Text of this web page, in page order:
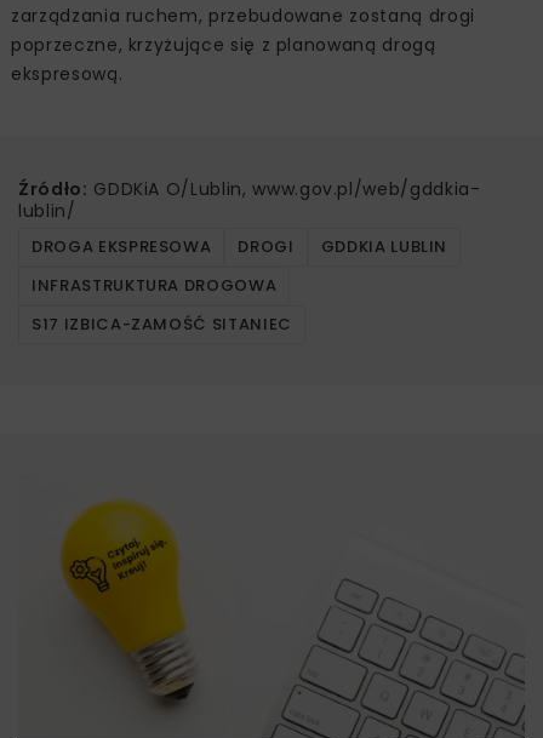
zarządzania ruchem, przebudowane zostaną drogi
poprzeczne, krzyżujące się z planowaną drogą
ekspresową.
Źródło: GDDKiA O/Lublin, www.gov.pl/web/gddkia-
lublin/
DROGA EKSPRESOWA DROGI
GDDKIA LUBLIN
INFRASTRUKTURA DROGOWA
S17 IZBICA-ZAMOŚĆ SITANIEC